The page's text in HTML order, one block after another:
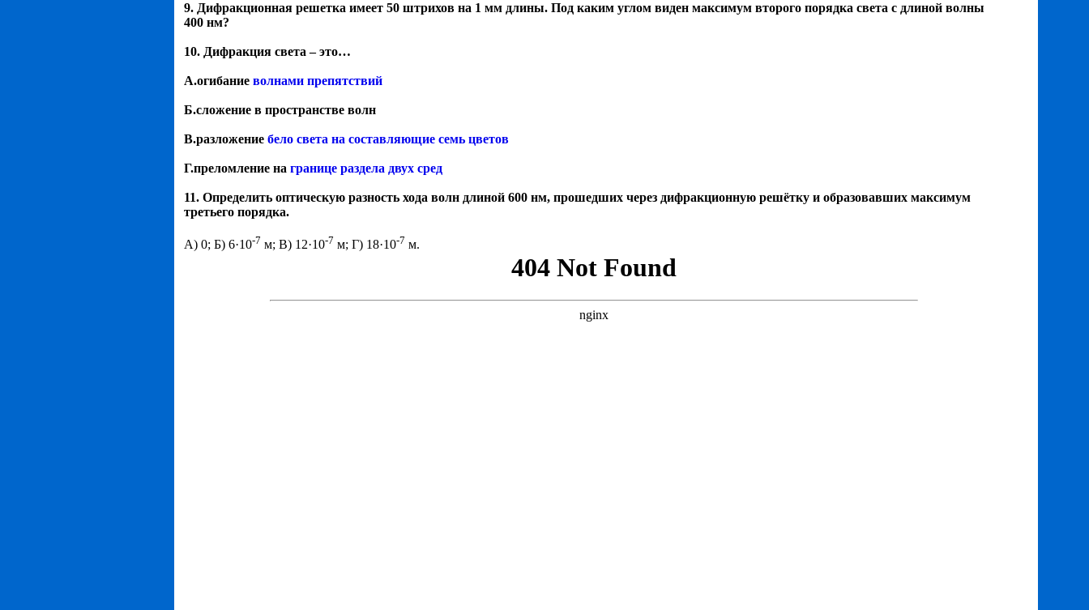
9. Дифракционная решетка имеет 50 штрихов на 1 мм длины. Под каким углом виден максимум второго порядка света с длиной волны
400 нм?
10. Дифракция света – это…
А.огибание волнами препятствий
Б.сложение в пространстве волн
В.разложение бело света на составляющие семь цветов
Г.преломление на границе раздела двух сред
11. Определить оптическую разность хода волн длиной 600 нм, прошедших через дифракционную решётку и образовавших максимум
третьего порядка.
А) 0; Б) 6·10-7 м; В) 12·10-7 м; Г) 18·10-7 м.